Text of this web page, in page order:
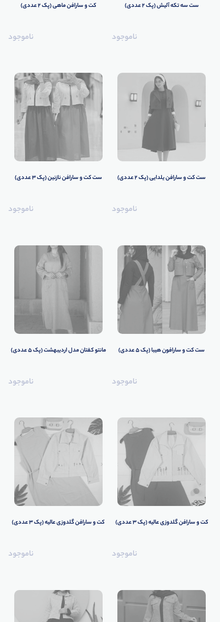
️ست سه تکه آلیش (پک 2 عددی)
ناموجود
️کت و سارافن ماهی (پک 2 عددی)
ناموجود
️ست کت و سارافن یلدایی (پک 2 عددی)
ناموجود
ست کت و سارافن نازنین (پک 3 عددی)
ناموجود
ست کت و سارافون هیبا (پک 5 عددی)
ناموجود
مانتو کفتان مدل اردیبهشت (پک 5 عددی)
ناموجود
کت و سارافن گلدوزی عالیه (پک 3 عددی)
ناموجود
کت و سارافن گلدوزی عالیه (پک 3 عددی)
ناموجود